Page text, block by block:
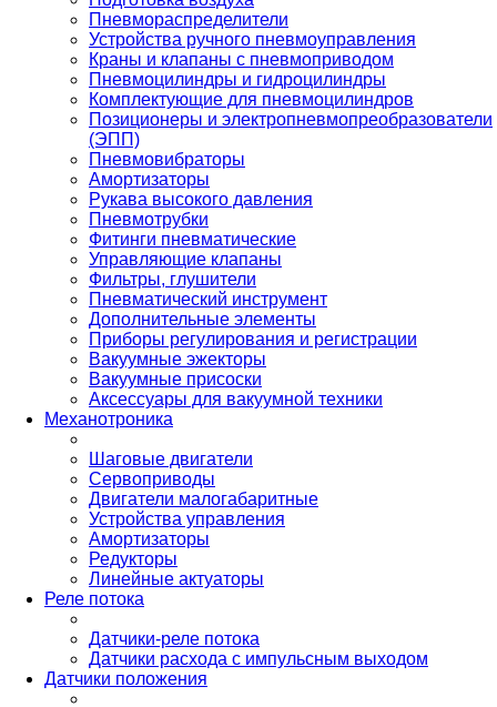
Пневмораспределители
Устройства ручного пневмоуправления
Краны и клапаны с пневмоприводом
Пневмоцилиндры и гидроцилиндры
Комплектующие для пневмоцилиндров
Позиционеры и электропневмопреобразователи
(ЭПП)
Пневмовибраторы
Амортизаторы
Рукава высокого давления
Пневмотрубки
Фитинги пневматические
Управляющие клапаны
Фильтры, глушители
Пневматический инструмент
Дополнительные элементы
Приборы регулирования и регистрации
Вакуумные эжекторы
Вакуумные присоски
Аксессуары для вакуумной техники
Механотроника
Шаговые двигатели
Сервоприводы
Двигатели малогабаритные
Устройства управления
Амортизаторы
Редукторы
Линейные актуаторы
Реле потока
Датчики-реле потока
Датчики расхода с импульсным выходом
Датчики положения